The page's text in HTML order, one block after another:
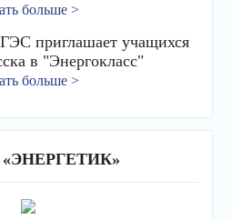
больше >
приглашает учащихся
в "Энергокласс"
больше >